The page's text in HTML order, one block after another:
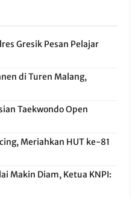
Gresik Pesan Pelajar
di Turen Malang,
Taekwondo Open
Meriahkan HUT ke-81
Makin Diam, Ketua KNPI: